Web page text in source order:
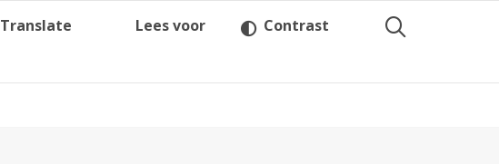
Translate Lees voor Contrast